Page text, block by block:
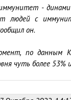
-
людей с
он.
по данным
чуть более